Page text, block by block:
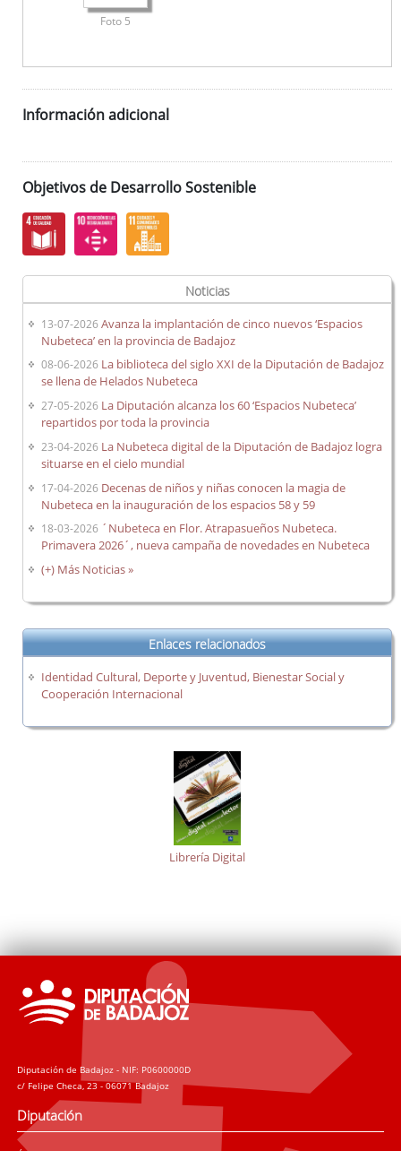
Foto 5
Información adicional
Objetivos de Desarrollo Sostenible
Noticias
13-07-2026 Avanza la implantación de cinco nuevos ‘Espacios
Nubeteca’ en la provincia de Badajoz
08-06-2026 La biblioteca del siglo XXI de la Diputación de Badajoz
se llena de Helados Nubeteca
27-05-2026 La Diputación alcanza los 60 ‘Espacios Nubeteca’
repartidos por toda la provincia
23-04-2026 La Nubeteca digital de la Diputación de Badajoz logra
situarse en el cielo mundial
17-04-2026 Decenas de niños y niñas conocen la magia de
Nubeteca en la inauguración de los espacios 58 y 59
18-03-2026 ´Nubeteca en Flor. Atrapasueños Nubeteca.
Primavera 2026´, nueva campaña de novedades en Nubeteca
(+) Más Noticias »
Enlaces relacionados
Identidad Cultural, Deporte y Juventud, Bienestar Social y
Cooperación Internacional
Librería Digital
Diputación de Badajoz - NIF: P0600000D
c/ Felipe Checa, 23 - 06071 Badajoz
Diputación